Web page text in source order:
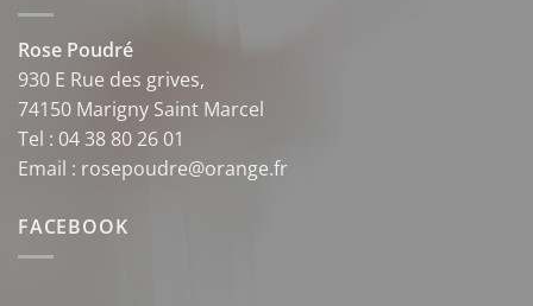
Rose Poudré
930 E Rue des grives,
74150 Marigny Saint Marcel
Tel : 04 38 80 26 01
Email : rosepoudre@orange.fr
FACEBOOK